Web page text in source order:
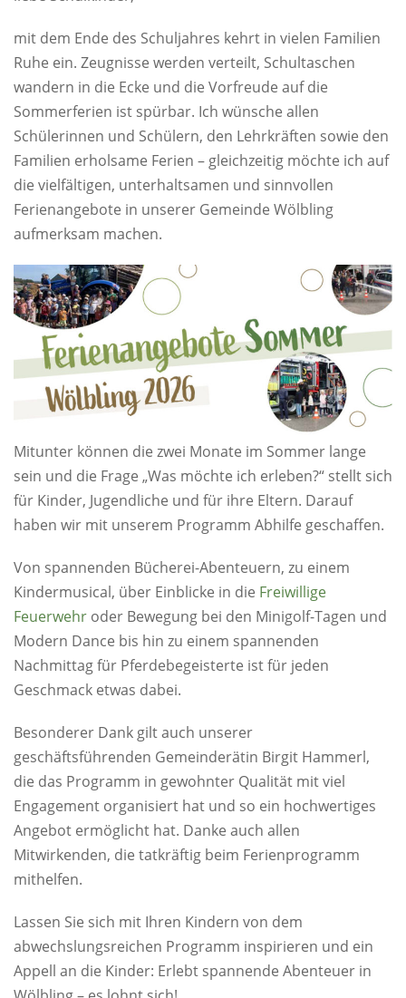
mit dem Ende des Schuljahres kehrt in vielen Familien
Ruhe ein. Zeugnisse werden verteilt, Schultaschen
wandern in die Ecke und die Vorfreude auf die
Sommerferien ist spürbar. Ich wünsche allen
Schülerinnen und Schülern, den Lehrkräften sowie den
Familien erholsame Ferien – gleichzeitig möchte ich auf
die vielfältigen, unterhaltsamen und sinnvollen
Ferienangebote in unserer Gemeinde Wölbling
aufmerksam machen.
Mitunter können die zwei Monate im Sommer lange
sein und die Frage „Was möchte ich erleben?“ stellt sich
für Kinder, Jugendliche und für ihre Eltern. Darauf
haben wir mit unserem Programm Abhilfe geschaffen.
Von spannenden Bücherei-Abenteuern, zu einem
Kindermusical, über Einblicke in die Freiwillige
Feuerwehr oder Bewegung bei den Minigolf-Tagen und
Modern Dance bis hin zu einem spannenden
Nachmittag für Pferdebegeisterte ist für jeden
Geschmack etwas dabei.
Besonderer Dank gilt auch unserer
geschäftsführenden Gemeinderätin Birgit Hammerl,
die das Programm in gewohnter Qualität mit viel
Engagement organisiert hat und so ein hochwertiges
Angebot ermöglicht hat. Danke auch allen
Mitwirkenden, die tatkräftig beim Ferienprogramm
mithelfen.
Lassen Sie sich mit Ihren Kindern von dem
abwechslungsreichen Programm inspirieren und ein
Appell an die Kinder: Erlebt spannende Abenteuer in